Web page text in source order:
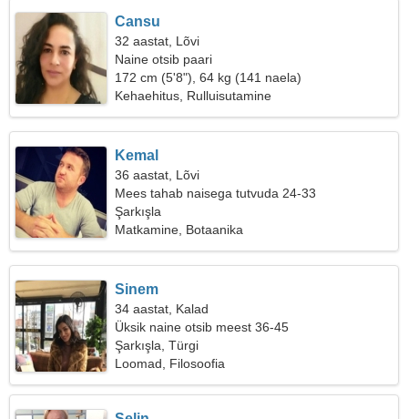
Cansu
32 aastat, Lõvi
Naine otsib paari
172 cm (5'8"), 64 kg (141 naela)
Kehaehitus, Rulluisutamine
Kemal
36 aastat, Lõvi
Mees tahab naisega tutvuda 24-33
Şarkışla
Matkamine, Botaanika
Sinem
34 aastat, Kalad
Üksik naine otsib meest 36-45
Şarkışla, Türgi
Loomad, Filosoofia